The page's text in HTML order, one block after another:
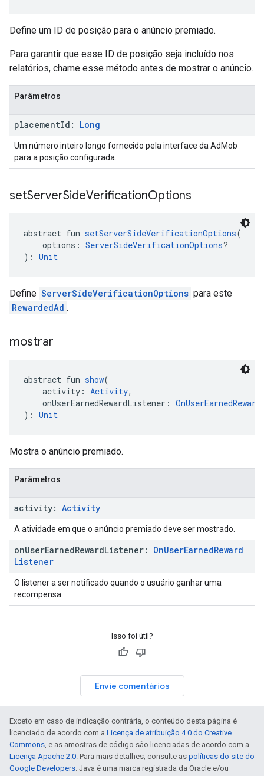
Define um ID de posição para o anúncio premiado.
Para garantir que esse ID de posição seja incluído nos
relatórios, chame esse método antes de mostrar o anúncio.
Parâmetros
placementId: Long
Um número inteiro longo fornecido pela interface da AdMob
para a posição configurada.
setServerSideVerificationOptions
abstract fun setServerSideVerificationOptions(
options: ServerSideVerificationOptions?
): Unit
Define ServerSideVerificationOptions para este
RewardedAd .
mostrar
abstract fun show(
activity: Activity,
onUserEarnedRewardListener:
): Unit
Mostra o anúncio premiado.
Parâmetros
activity: Activity
A atividade em que o anúncio premiado deve ser mostrado.
onUserEarnedRewardListener: OnUserEarnedReward
Listener
O listener a ser notificado quando o usuário ganhar uma
recompensa.
Isso foi útil?
Envie comentários
Exceto em caso de indicação contrária, o conteúdo desta página é
licenciado de acordo com a Licença de atribuição 4.0 do Creative
Commons, e as amostras de código são licenciadas de acordo com a
Licença Apache 2.0. Para mais detalhes, consulte as políticas do site do
Google Developers. Java é uma marca registrada da Oracle e/ou